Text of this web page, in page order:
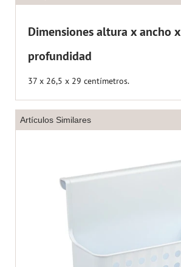
Dimensiones altura x ancho x
profundidad
37 x 26,5 x 29 centímetros.
Artículos Similares